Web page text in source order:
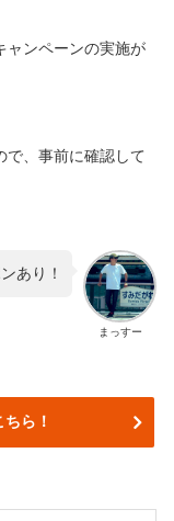
ャンペーンの実施が
で、事前に確認して
まっすー
あり！
ら！